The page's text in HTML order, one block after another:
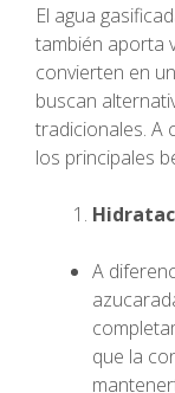
El agua
también aporta
convierten en
buscan
tradicionales. A
los principales
A
que la